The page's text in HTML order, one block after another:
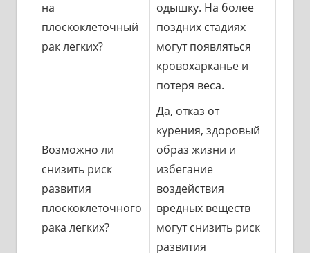
на
плоскоклеточный
рак легких?
одышку. На более
поздних стадиях
могут появляться
кровохарканье и
потеря веса.
Возможно ли
снизить риск
развития
плоскоклеточного
рака легких?
Да, отказ от
курения, здоровый
образ жизни и
избегание
воздействия
вредных веществ
могут снизить риск
развития